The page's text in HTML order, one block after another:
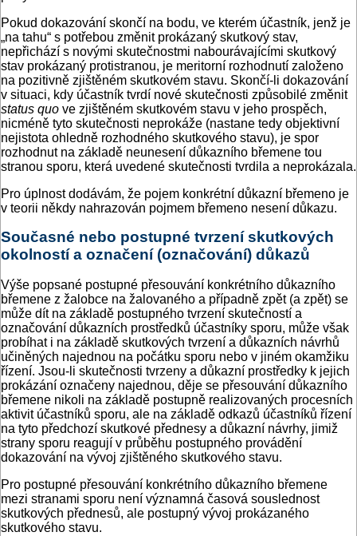
Pokud dokazování skončí na bodu, ve kterém účastník, jenž je
„na tahu“ s potřebou změnit prokázaný skutkový stav,
nepřichází s novými skutečnostmi nabourávajícími skutkový
stav prokázaný protistranou, je meritorní rozhodnutí založeno
na pozitivně zjištěném skutkovém stavu. Skončí-li dokazování
v situaci, kdy účastník tvrdí nové skutečnosti způsobilé změnit
status quo ve zjištěném skutkovém stavu v jeho prospěch,
nicméně tyto skutečnosti neprokáže (nastane tedy objektivní
nejistota ohledně rozhodného skutkového stavu), je spor
rozhodnut na základě neunesení důkazního břemene tou
stranou sporu, která uvedené skutečnosti tvrdila a neprokázala.
Pro úplnost dodávám, že pojem konkrétní důkazní břemeno je
v teorii někdy nahrazován pojmem břemeno nesení důkazu.
Současné nebo postupné tvrzení skutkových
okolností a označení (označování) důkazů
Výše popsané postupné přesouvání konkrétního důkazního
břemene z žalobce na žalovaného a případně zpět (a zpět) se
může dít na základě postupného tvrzení skutečností a
označování důkazních prostředků účastníky sporu, může však
probíhat i na základě skutkových tvrzení a důkazních návrhů
učiněných najednou na počátku sporu nebo v jiném okamžiku
řízení. Jsou-li skutečnosti tvrzeny a důkazní prostředky k jejich
prokázání označeny najednou, děje se přesouvání důkazního
břemene nikoli na základě postupně realizovaných procesních
aktivit účastníků sporu, ale na základě odkazů účastníků řízení
na tyto předchozí skutkové přednesy a důkazní návrhy, jimiž
strany sporu reagují v průběhu postupného provádění
dokazování na vývoj zjištěného skutkového stavu.
Pro postupné přesouvání konkrétního důkazního břemene
mezi stranami sporu není významná časová souslednost
skutkových přednesů, ale postupný vývoj prokázaného
skutkového stavu.